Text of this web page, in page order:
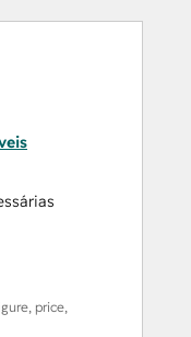
price,